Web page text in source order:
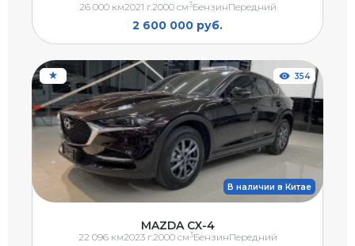
2 600 000 руб.
26 000 км2021 г.2000 см3БензинПередний
В наличии в Китае
354
MAZDA CX-4
22 096 км2023 г.2000 см3БензинПередний